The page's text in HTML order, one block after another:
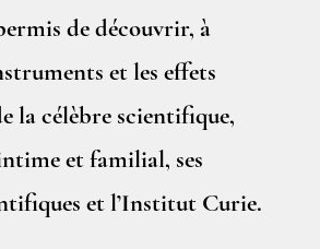
de découvrir, à
et les effets
la célèbre scientifique,
et familial, ses
et l’Institut Curie.